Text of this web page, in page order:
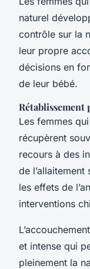
naturel
contrôle sur la
leur propre
décisions en
de leur bébé.
Rétablissement
Les femmes
récupèrent
recours à des
de
les effets de
interventions
et intense qui
pleinement la